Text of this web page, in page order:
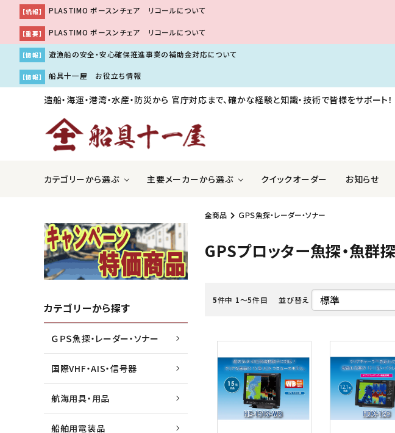
【続報】 PLASTIMO ボースンチェア リコールについて
【重要】 PLASTIMO ボースンチェア リコールについて
【情報】 遊漁船の安全・安心確保推進事業の補助金対応について
【情報】 船具十一屋 お役立ち情報
造船・海運・港湾・水産・防災から 官庁対応まで、確かな経験と知識・技術で皆様をサポート！
カテゴリーから選ぶ
ＧＰＳ魚探・レーダー・ソナー
船舶用内装品
水害・災害・環境対策商品 船外機・ディーゼル関連
船検用品・法定備品 ゴムボート・水上バイク・小型船
漁業用資材 マリンカタログ
主要メーカーから選ぶ
アキレス株式会社
株式会社工進
ジョイクラフト株式会社 高階救命器具株式会社
トーハツ株式会社 トレルボルグ
本多電子株式会社 未来テクノ株式会社
クイックオーダー お知らせ
全商品 ＧＰＳ魚探・レーダー・ソナー
GPSプロッター魚探・魚群
5件中 1〜5件目 並び替え
カテゴリーから探す
ＧＰＳ魚探・レーダー・ソナー
国際VHF・AIS・信号器
航海用具・用品
船舶用電装品